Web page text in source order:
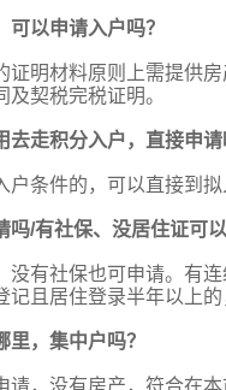
以申请入户吗？
证明材料原则上需提供
契税完税证明。
走积分入户，直接申请
条件的，可以直接到
吗/有社保、没居住证可
没有社保也可申请。有
且居住登录半年以上
，集中户吗？
请，没有房产，符合在